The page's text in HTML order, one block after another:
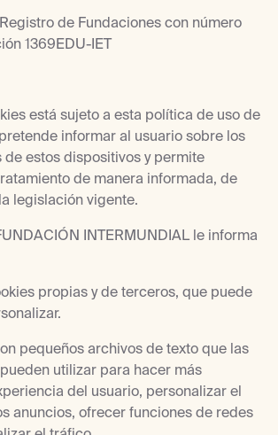
de Fundaciones con número
1369EDU-IET
está sujeto a esta política de uso de
informar al usuario sobre los
de estos dispositivos y permite
de manera informada, de
legislación vigente.
INTERMUNDIAL le informa
propias y de terceros, que puede
pequeños archivos de texto que las
utilizar para hacer más
del usuario, personalizar el
anuncios, ofrecer funciones de redes